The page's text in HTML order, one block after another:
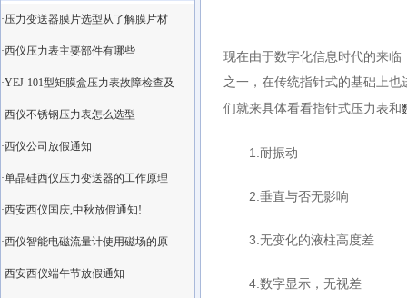
·压力变送器膜片选型从了解膜片材
·西仪压力表主要部件有哪些
·YEJ-101型矩膜盒压力表故障检查及
·西仪不锈钢压力表怎么选型
·西仪公司放假通知
·单晶硅西仪压力变送器的工作原理
·西安西仪国庆,中秋放假通知!
·西仪智能电磁流量计使用磁场的原
·西安西仪端午节放假通知
现在由于数字化信息时代的来
之一，在传统指针式的基础上也
们就来具体看看指针式压力表和
1.耐振动
2.垂直与否无影响
3.无变化的液柱高度差
4.数字显示，无视差